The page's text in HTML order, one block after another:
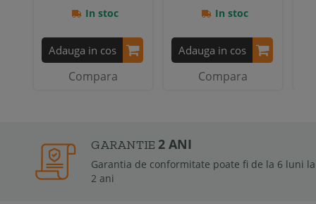
In stoc
Adauga in cos
Compara
In stoc
Adauga in cos
Compara
GARANTIE2 ANI
Garantia de conformitate poate fi de la 6 luni la
2 ani